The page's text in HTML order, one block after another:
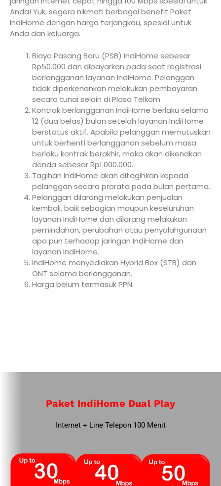
Anda! Yuk, segera nikmati berbagai benefit Paket
IndiHome dengan harga terjangkau, spesial untuk
Anda dan keluarga.
Biaya Pasang Baru (PSB) IndiHome sebesar
Rp50.000 dan dibayarkan pada saat registrasi
berlangganan layanan IndiHome. Pelanggan
tidak diperkenankan melakukan pembayaran
secara tunai selain di Plasa Telkom.
Kontrak berlangganan IndiHome berlaku selama
12 (dua belas) bulan setelah layanan IndiHome
berstatus aktif. Apabila pelanggan memutuskan
untuk berhenti berlangganan sebelum masa
berlaku kontrak berakhir, maka akan dikenakan
denda sebesar Rp1.000.000.
Tagihan IndiHome akan ditagihkan kepada
pelanggan secara prorata pada bulan pertama.
Pelanggan dilarang melakukan penjualan
kembali, baik sebagian maupun keseluruhan
layanan IndiHome dan dilarang melakukan
pemindahan, perubahan atau penyalahgunaan
apa pun terhadap jaringan IndiHome dan
layanan IndiHome.
IndiHome menyediakan Hybrid Box (STB) dan
ONT selama berlangganan.
Harga belum termasuk PPN.
Paket IndiHome Dual Play
Internet + Line Telepon 100 Menit